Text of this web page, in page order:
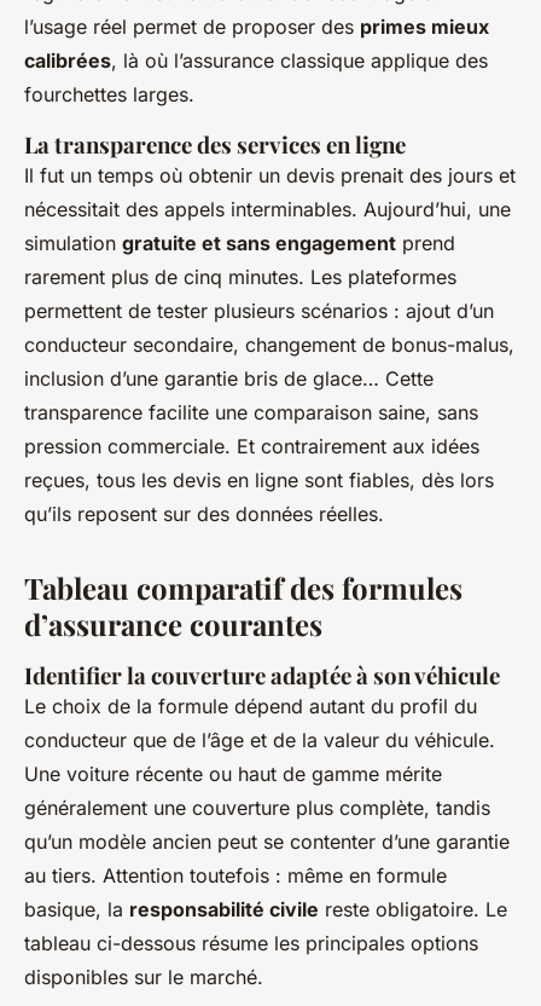
l’usage réel permet de proposer des primes mieux
calibrées, là où l’assurance classique applique des
fourchettes larges.
La transparence des services en ligne
Il fut un temps où obtenir un devis prenait des jours et
nécessitait des appels interminables. Aujourd’hui, une
simulation gratuite et sans engagement prend
rarement plus de cinq minutes. Les plateformes
permettent de tester plusieurs scénarios : ajout d’un
conducteur secondaire, changement de bonus-malus,
inclusion d’une garantie bris de glace… Cette
transparence facilite une comparaison saine, sans
pression commerciale. Et contrairement aux idées
reçues, tous les devis en ligne sont fiables, dès lors
qu’ils reposent sur des données réelles.
Tableau comparatif des formules
d’assurance courantes
Identifier la couverture adaptée à son véhicule
Le choix de la formule dépend autant du profil du
conducteur que de l’âge et de la valeur du véhicule.
Une voiture récente ou haut de gamme mérite
généralement une couverture plus complète, tandis
qu’un modèle ancien peut se contenter d’une garantie
au tiers. Attention toutefois : même en formule
basique, la responsabilité civile reste obligatoire. Le
tableau ci-dessous résume les principales options
disponibles sur le marché.